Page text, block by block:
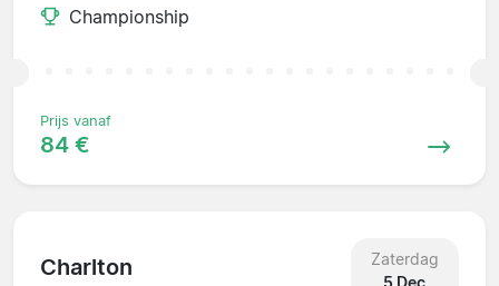
Championship
Prijs vanaf
84 €
Charlton
Zaterdag
5 Dec